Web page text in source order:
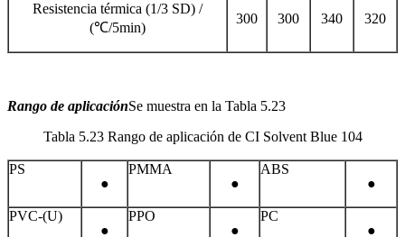
Resistencia térmica (1/3 SD) /
(℃/5min)
300 300 340 320
Rango de aplicaciónSe muestra en la Tabla 5.23
Tabla 5.23 Rango de aplicación de CI Solvent Blue 104
PS
●
PMMA
●
ABS
●
PVC-(U)
●
PPO
●
PC
●